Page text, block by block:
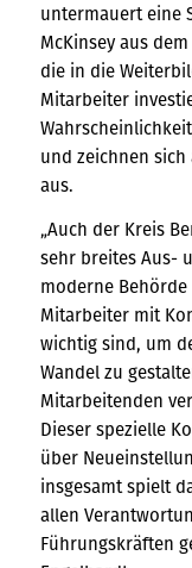
untermauert eine
McKinsey aus
die in die
Mitarbeiter
und zeichnen
aus.
„Auch der Kreis
sehr breites Aus-
moderne
Mitarbeiter mit
wichtig sind, um
Wandel zu
Mitarbeitenden
Dieser spezielle
über
insgesamt spielt
allen
Führungskräften